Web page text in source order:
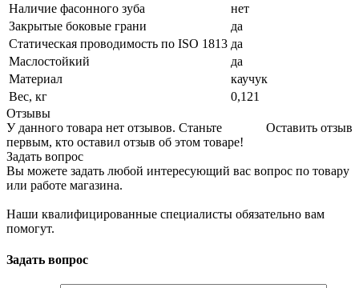
Наличие фасонного зуба
нет
Закрытые боковые грани
да
Статическая проводимость по ISO 1813 да
Маслостойкий
да
Материал
каучук
Вес, кг
0,121
Отзывы
Оставить отзыв
У данного товара нет отзывов. Станьте
первым, кто оставил отзыв об этом товаре!
Задать вопрос
Вы можете задать любой интересующий вас вопрос по товару
или работе магазина.
Наши квалифицированные специалисты обязательно вам
помогут.
Задать вопрос